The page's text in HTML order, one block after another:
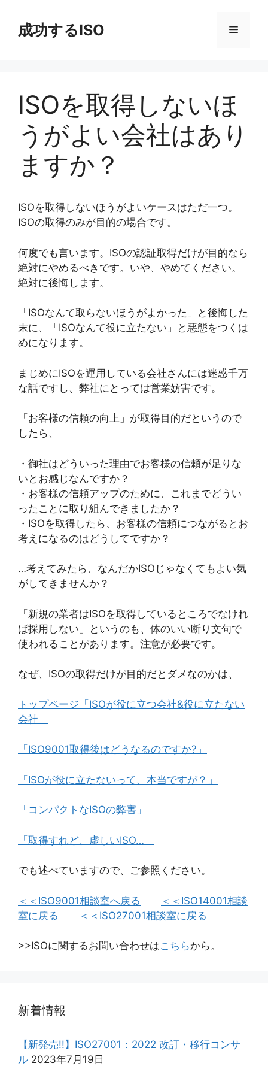
成功するISO メ
ー
ISOを取得しないほ
うがよい会社はあり
ますか？
ISOを取得しないほうがよいケースはただ一つ。
ISOの取得のみが目的の場合です。
何度でも言います。ISOの認証取得だけが目的なら
絶対にやめるべきです。いや、やめてください。
絶対に後悔します。
「ISOなんて取らないほうがよかった」と後悔した
末に、「ISOなんて役に立たない」と悪態をつくは
めになります。
まじめにISOを運用している会社さんには迷惑千万
な話ですし、弊社にとっては営業妨害です。
「お客様の信頼の向上」が取得目的だというので
したら、
・御社はどういった理由でお客様の信頼が足りな
いとお感じなんですか？
・お客様の信頼アップのために、これまでどうい
ったことに取り組んできましたか？
・ISOを取得したら、お客様の信頼につながるとお
考えになるのはどうしてですか？
…考えてみたら、なんだかISOじゃなくてもよい気
がしてきませんか？
「新規の業者はISOを取得しているところでなけれ
ば採用しない」というのも、体のいい断り文句で
使われることがあります。注意が必要です。
なぜ、ISOの取得だけが目的だとダメなのかは、
トップページ「ISOが役に立つ会社&役に立たない
会社」
「ISO9001取得後はどうなるのですか?」
「ISOが役に立たないって、本当ですが？」
「コンパクトなISOの弊害」
「取得すれど、虚しいISO…」
でも述べていますので、ご参照ください。
＜＜ISO9001相談室へ戻る
＜＜ISO14001相談
室に戻る
＜＜ISO27001相談室に戻る
>>ISOに関するお問い合わせはこちらから。
新着情報
【新発売!!】ISO27001：2022 改訂・移行コンサ
ル 2023年7月19日